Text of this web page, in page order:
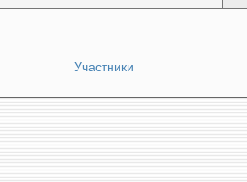
Участники